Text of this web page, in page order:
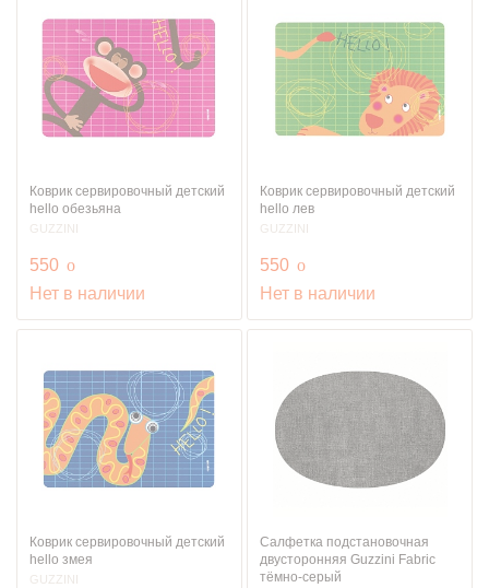
Коврик сервировочный детский
hello обезьяна
GUZZINI
550 руб.
o
Нет в наличии
Коврик сервировочный детский
hello лев
GUZZINI
550 руб.
o
Нет в наличии
Коврик сервировочный детский
hello змея
GUZZINI
Салфетка подстановочная
двусторонняя Guzzini Fabric
тёмно-серый